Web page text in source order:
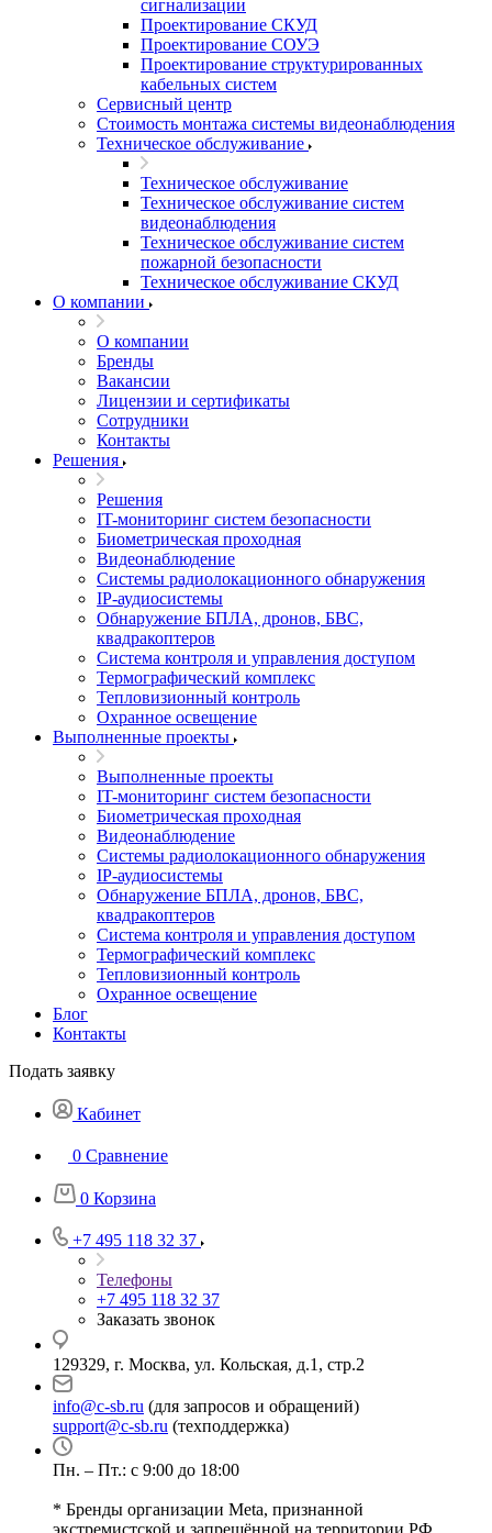
сигнализации
Проектирование СКУД
Проектирование СОУЭ
Проектирование структурированных
кабельных систем
Сервисный центр
Стоимость монтажа системы видеонаблюдения
Техническое обслуживание
Техническое обслуживание
Техническое обслуживание систем
видеонаблюдения
Техническое обслуживание систем
пожарной безопасности
Техническое обслуживание СКУД
О компании
О компании
Бренды
Вакансии
Лицензии и сертификаты
Сотрудники
Контакты
Решения
Решения
IT-мониторинг систем безопасности
Биометрическая проходная
Видеонаблюдение
Системы радиолокационного обнаружения
IP-аудиосистемы
Обнаружение БПЛА, дронов, БВС,
квадракоптеров
Система контроля и управления доступом
Термографический комплекс
Тепловизионный контроль
Охранное освещение
Выполненные проекты
Выполненные проекты
IT-мониторинг систем безопасности
Биометрическая проходная
Видеонаблюдение
Системы радиолокационного обнаружения
IP-аудиосистемы
Обнаружение БПЛА, дронов, БВС,
квадракоптеров
Система контроля и управления доступом
Термографический комплекс
Тепловизионный контроль
Охранное освещение
Блог
Контакты
Подать заявку
Кабинет
0 Сравнение
0 Корзина
+7 495 118 32 37
Телефоны
+7 495 118 32 37
Заказать звонок
129329, г. Москва, ул. Кольская, д.1, стр.2
info@c-sb.ru (для запросов и обращений)
support@c-sb.ru (техподдержка)
Пн. – Пт.: с 9:00 до 18:00
* Бренды организации Meta, признанной
экстремистской и запрещённой на территории РФ